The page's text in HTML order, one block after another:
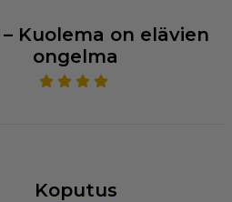
Kuolema on elävien
ongelma
Koputus